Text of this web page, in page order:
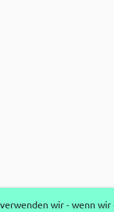
wir - wenn